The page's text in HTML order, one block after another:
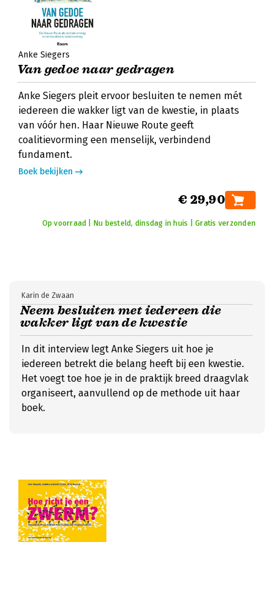
Anke Siegers
Van gedoe naar gedragen
Anke Siegers pleit ervoor besluiten te nemen mét
iedereen die wakker ligt van de kwestie, in plaats
van vóór hen. Haar Nieuwe Route geeft
coalitievorming een menselijk, verbindend
fundament.
Boek bekijken
€ 29,90
Op voorraad | Nu besteld, dinsdag in huis | Gratis verzonden
Neem besluiten met iedereen die
wakker ligt van de kwestie
Karin de Zwaan
In dit interview legt Anke Siegers uit hoe je
iedereen betrekt die belang heeft bij een kwestie.
Het voegt toe hoe je in de praktijk breed draagvlak
organiseert, aanvullend op de methode uit haar
boek.